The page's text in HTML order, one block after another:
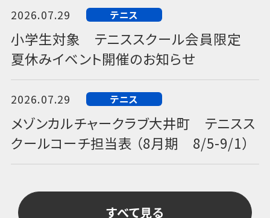
2026.07.29 テニス
小学生対象 テニススクール会員限定
夏休みイベント開催のお知らせ
2026.07.29 テニス
メゾンカルチャークラブ大井町 テニスス
クールコーチ担当表 （8月期 8/5-9/1）
すべて見る